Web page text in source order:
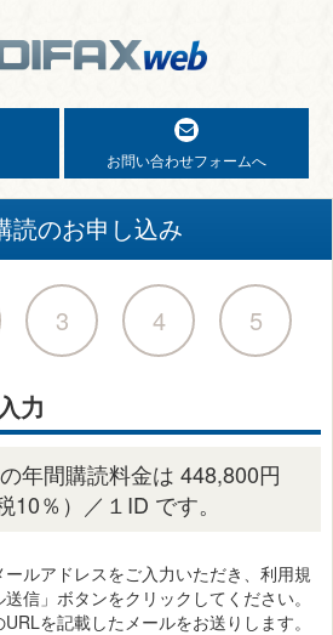
お問い合わせフォームへ
読のお申し込み
3 4 5
力
年間購読料金は 448,800円
10％）／１ID です。
ルアドレスをご入力いただき、利用規
信」ボタンをクリックしてください。
を記載したメールをお送りします。